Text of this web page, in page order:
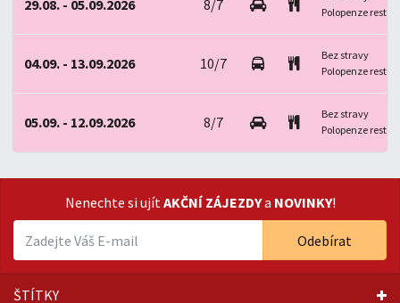
29.08. - 05.09.2026 8/7
Polopenze
04.09. - 13.09.2026 10/7
Bez stravy
Polopenze
05.09. - 12.09.2026 8/7
Bez stravy
Polopenze
Nenechte si ujítAKČNÍ ZÁJEZDYa NOVINKY!
Odebírat
ŠTÍTKY